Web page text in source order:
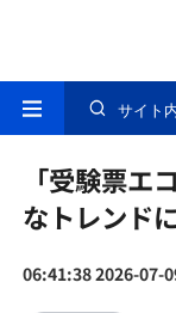
サイト
「受験票エ
なトレンド
06:41:38 2026-07-